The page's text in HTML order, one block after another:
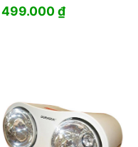
499.000₫